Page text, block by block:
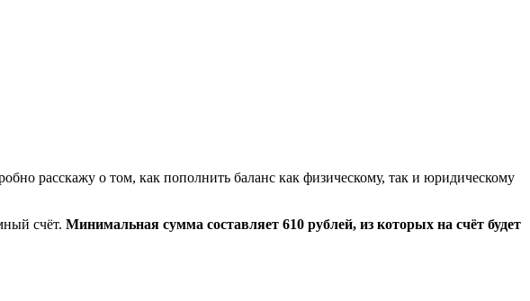
расскажу о том, как пополнить баланс как физическому, так и юридическому
счёт. Минимальная сумма составляет 610 рублей, из которых на счёт будет